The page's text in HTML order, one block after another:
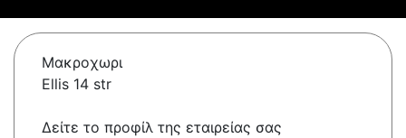
Μακροχωρι
Ellis 14 str
Δείτε το προφίλ της εταιρείας σας